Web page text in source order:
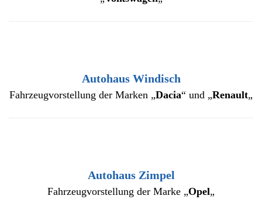
Autohaus Windisch
Fahrzeugvorstellung der Marken „Dacia“ und „Renault„
Autohaus Zimpel
Fahrzeugvorstellung der Marke „Opel„